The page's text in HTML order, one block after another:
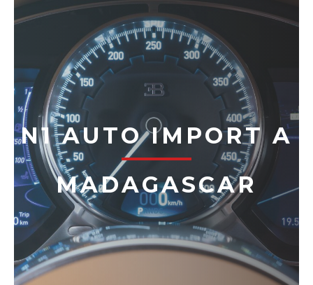
N1 AUTO IMPORT A
MADAGASCAR